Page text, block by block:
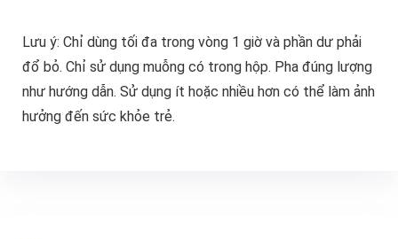
Lưu ý: Chỉ dùng tối đa trong vòng 1 giờ và phần dư phải
đổ bỏ. Chỉ sử dụng muỗng có trong hộp. Pha đúng lượng
như hướng dẫn. Sử dụng ít hoặc nhiều hơn có thể làm ảnh
hưởng đến sức khỏe trẻ.